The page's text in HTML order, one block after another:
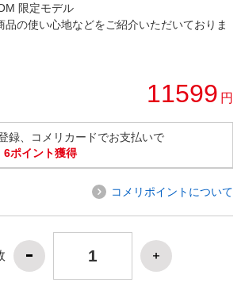
限定モデル
品の使い心地などをご紹介いただいておりま
11599 円
録、コメリカードでお支払いで
6ポイント獲得
コメリポイントについて